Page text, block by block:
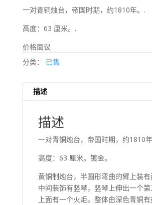
一对青铜烛台，帝国时期，约1810年。.
高度：63 厘米。.
价格面议
分类： 已售
描述
描述
一对青铜烛台，帝国时期，约1810
高度：63 厘米。镀金。.
黄铜制烛台，半圆形弯曲的臂上装有
中间装饰有竖琴，竖琴上伸出一个第
上面有一个火炬。整体由深色青铜